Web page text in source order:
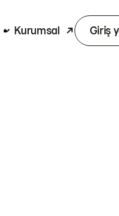
Kurumsal Giriş